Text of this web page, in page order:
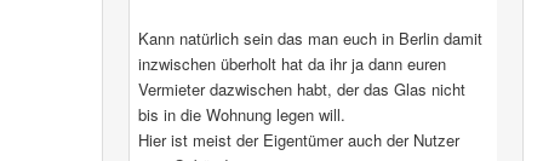
Kann natürlich sein das man euch in Berlin damit
inzwischen überholt hat da ihr ja dann euren
Vermieter dazwischen habt, der das Glas nicht
bis in die Wohnung legen will.
Hier ist meist der Eigentümer auch der Nutzer